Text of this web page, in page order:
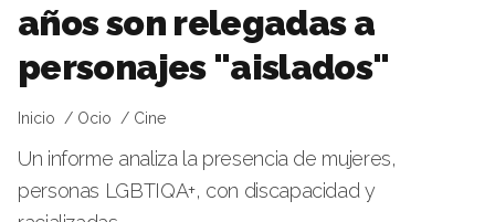
años son relegadas a
personajes "aislados"
Inicio Ocio Cine
Un informe analiza la presencia de mujeres,
personas LGBTIQA+, con discapacidad y